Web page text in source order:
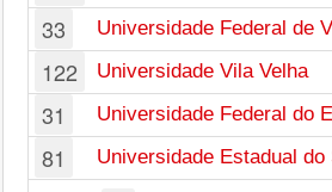
33 Universidade Federal de
122 Universidade Vila Velha
31 Universidade Federal do
81 Universidade Estadual